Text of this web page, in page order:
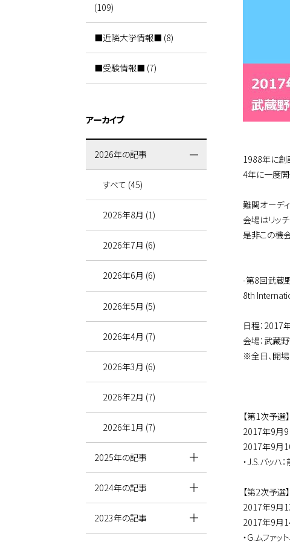
1988年に創
4年に一度
難関オーデ
会場はリッ
是非この機
-第8回武蔵
8th
日程：2017
会場：武蔵
※全日、開
【第1次予選】
2017年9月9
2017年9月
・J.S.バッハ
【第2次予選】
2017年9月
2017年9月
・G.ムファッ
(109)
■近隣大学情報■ (8)
■受験情報■ (7)
アーカイブ
2026年の記事
すべて (45)
2026年8月 (1)
2026年7月 (6)
2026年6月 (6)
2026年5月 (5)
2026年4月 (7)
2026年3月 (6)
2026年2月 (7)
2026年1月 (7)
2025年の記事
2024年の記事
2023年の記事